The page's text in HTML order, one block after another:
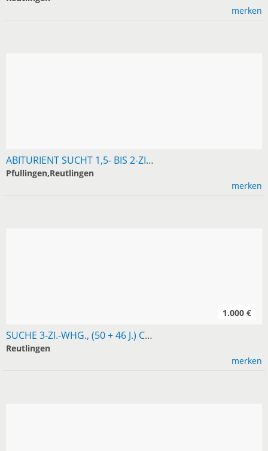
merken
ABITURIENT SUCHT 1,5- BIS 2-ZIMMER-WOHNUNG IN RT/PFULLINGEN
Pfullingen,Reutlingen
merken
SUCHE 3-ZI.-WHG., (50 + 46 J.) CA. 60 M², IM LK RT, RUHIGE LAGE, EG, AB SOFORT, KM MAX. 1.000 . TEL. 0162-8264339
1.000 €
Reutlingen
merken